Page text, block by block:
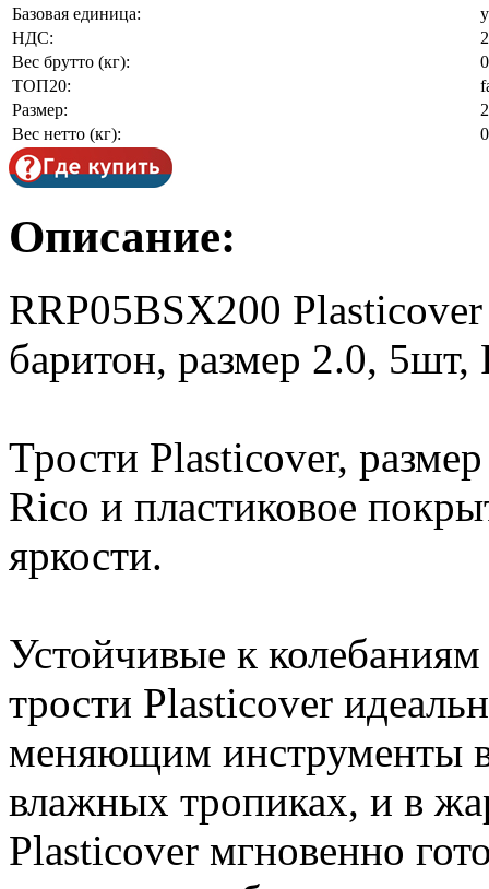
Базовая единица:
НДС:
Вес брутто (кг):
ТОП20:
Размер:
Вес нетто (кг):
Описание:
RRP05BSX200
баритон, размер 2.0, 5шт,
Трости Plasticover,
Rico и пластиковое
яркости.
Устойчивые к
трости Plasticover
меняющим инструменты
влажных тропиках, и в
Plasticover мгновенно